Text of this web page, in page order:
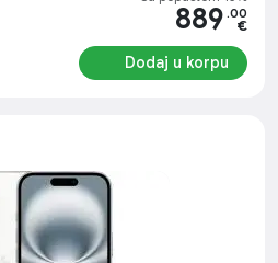
889 .00
€
Dodaj u korpu